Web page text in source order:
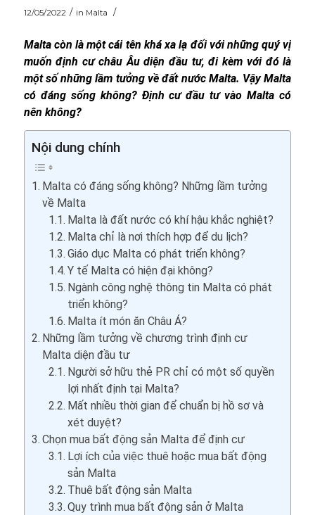
12/05/2022 / in Malta /
Malta còn là một cái tên khá xa lạ đối với những quý vị
muốn định cư châu Âu diện đầu tư, đi kèm với đó là
một số những lầm tưởng về đất nước Malta. Vậy Malta
có đáng sống không? Định cư đầu tư vào Malta có
nên không?
Nội dung chính
Malta có đáng sống không? Những lầm tưởng
về Malta
Malta là đất nước có khí hậu khắc nghiệt?
Malta chỉ là nơi thích hợp để du lịch?
Giáo dục Malta có phát triển không?
Y tế Malta có hiện đại không?
Ngành công nghệ thông tin Malta có phát
triển không?
Malta ít món ăn Châu Á?
Những lầm tưởng về chương trình định cư
Malta diện đầu tư
Người sở hữu thẻ PR chỉ có một số quyền
lợi nhất định tại Malta?
Mất nhiều thời gian để chuẩn bị hồ sơ và
xét duyệt?
Chọn mua bất động sản Malta để định cư
Lợi ích của việc thuê hoặc mua bất động
sản Malta
Thuê bất động sản Malta
Quy trình mua bất động sản ở Malta